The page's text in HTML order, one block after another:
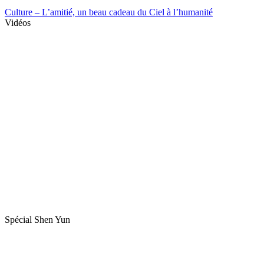
Culture – L’amitié, un beau cadeau du Ciel à l’humanité
Vidéos
Spécial Shen Yun